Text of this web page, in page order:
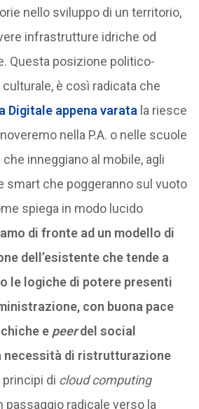
nello sviluppo di un territorio,
infrastrutture idriche od
Questa posizione politico-
è così radicata che
Digitale appena varata la riesce
nella P.A. o nelle scuole
inneggiano al mobile, agli
smart che poggeranno sul vuoto
spiega in modo lucido
di fronte ad un modello di
dell’esistente che tende a
le logiche di potere presenti
con buona pace
e peerdel social
necessità di ristrutturazione
principi di cloud computing
passaggio radicale verso la